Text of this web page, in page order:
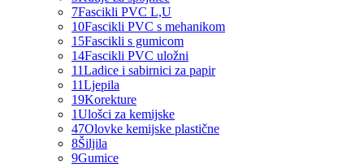
7Fascikli PVC L,U
10Fascikli PVC s mehanikom
15Fascikli s gumicom
14Fascikli PVC uložni
11Ladice i sabirnici za papir
11Ljepila
19Korekture
1Ulošci za kemijske
47Olovke kemijske plastične
8Šiljila
9Gumice